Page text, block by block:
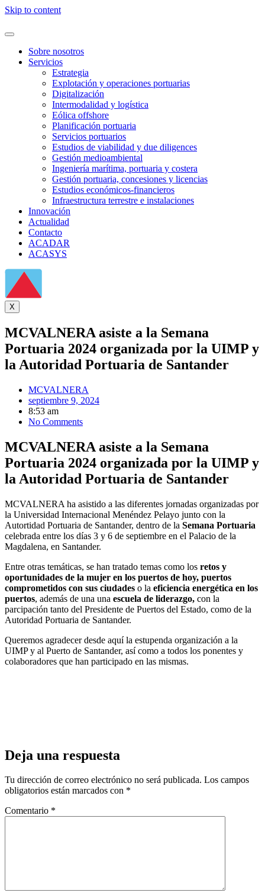
Skip to content
Sobre nosotros
Servicios
Estrategia
Explotación y operaciones portuarias
Digitalización
Intermodalidad y logística
Eólica offshore
Planificación portuaria
Servicios portuarios
Estudios de viabilidad y due diligences
Gestión medioambiental
Ingeniería marítima, portuaria y costera
Gestión portuaria, concesiones y licencias
Estudios económicos-financieros
Infraestructura terrestre e instalaciones
Innovación
Actualidad
Contacto
ACADAR
ACASYS
X
MCVALNERA asiste a la Semana
Portuaria 2024 organizada por la UIMP y
la Autoridad Portuaria de Santander
MCVALNERA
septiembre 9, 2024
8:53 am
No Comments
MCVALNERA asiste a la Semana
Portuaria 2024 organizada por la UIMP y
la Autoridad Portuaria de Santander
MCVALNERA ha asistido a las diferentes jornadas organizadas por
la Universidad Internacional Menéndez Pelayo junto con la
Autortidad Portuaria de Santander, dentro de la Semana Portuaria
celebrada entre los días 3 y 6 de septiembre en el Palacio de la
Magdalena, en Santander.
Entre otras temáticas, se han tratado temas como los retos y
oportunidades de la mujer en los puertos de hoy, puertos
comprometidos con sus ciudades o la eficiencia energética en los
puertos, además de una una escuela de liderazgo, con la
parcipación tanto del Presidente de Puertos del Estado, como de la
Autoridad Portuaria de Santander.
Queremos agradecer desde aquí la estupenda organización a la
UIMP y al Puerto de Santander, así como a todos los ponentes y
colaboradores que han participado en las mismas.
Deja una respuesta
Tu dirección de correo electrónico no será publicada. Los campos
obligatorios están marcados con *
Comentario *